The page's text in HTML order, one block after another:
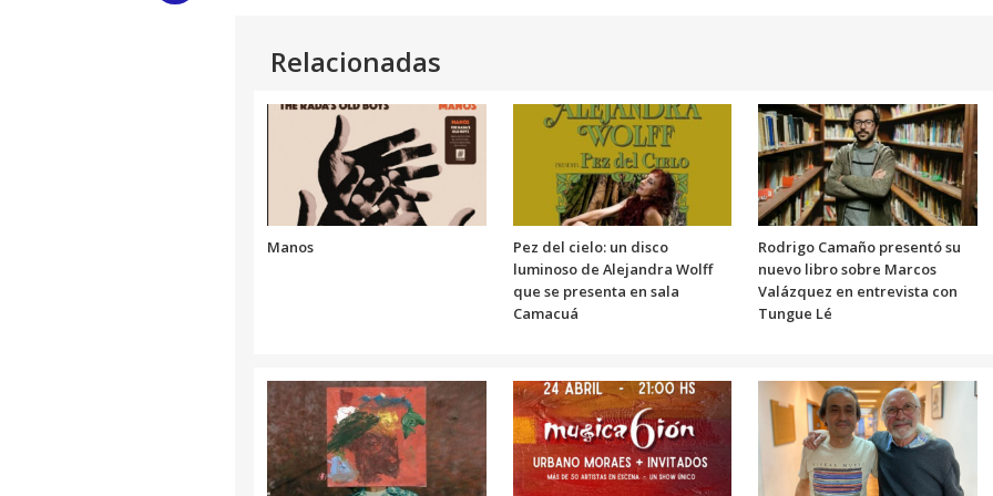
Relacionadas
Manos
Pez del cielo: un disco
luminoso de Alejandra Wolff
que se presenta en sala
Camacuá
Rodrigo Camaño presentó su
nuevo libro sobre Marcos
Valázquez en entrevista con
Tungue Lé